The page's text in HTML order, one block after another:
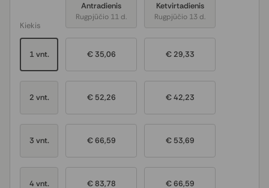
Kiekis
1 vnt.
2 vnt.
3 vnt.
4 vnt.
Antradienis
Rugpjūčio 11 d.
Ketvirtadienis
Rugpjūčio 13 d.
€ 35,06 € 29,33
€ 52,26 € 42,23
€ 66,59 € 53,69
€ 83,78 € 66,59